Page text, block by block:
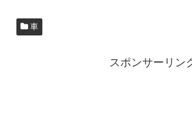
車
スポンサーリン